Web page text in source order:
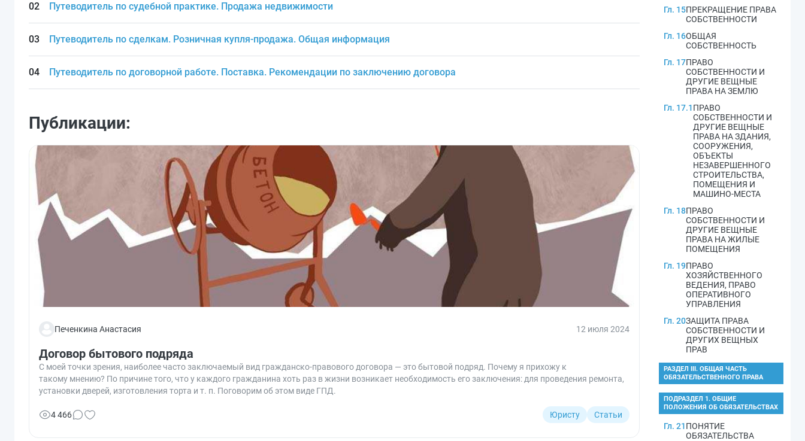
Путеводитель по судебной практике. Продажа недвижимости
Путеводитель по сделкам. Розничная купля-продажа. Общая информация
Путеводитель по договорной работе. Поставка. Рекомендации по заключению договора
Публикации:
Печенкина Анастасия 12 июля 2024
Договор бытового подряда
С моей точки зрения, наиболее часто заключаемый вид гражданско-правового договора — это бытовой подряд. Почему я прихожу к
такому мнению? По причине того, что у каждого гражданина хоть раз в жизни возникает необходимость его заключения: для проведения ремонта,
установки дверей, изготовления торта и т. п. Поговорим об этом виде ГПД.
Юристу Статьи
4 466
Гл. 15ПРЕКРАЩЕНИЕ ПРАВА
СОБСТВЕННОСТИ
Гл. 16ОБЩАЯ
СОБСТВЕННОСТЬ
Гл. 17ПРАВО
СОБСТВЕННОСТИ И
ДРУГИЕ ВЕЩНЫЕ
ПРАВА НА ЗЕМЛЮ
Гл. 17.1ПРАВО
СОБСТВЕННОСТИ И
ДРУГИЕ ВЕЩНЫЕ
ПРАВА НА ЗДАНИЯ,
СООРУЖЕНИЯ,
ОБЪЕКТЫ
НЕЗАВЕРШЕННОГО
СТРОИТЕЛЬСТВА,
ПОМЕЩЕНИЯ И
МАШИНО-МЕСТА
Гл. 18ПРАВО
СОБСТВЕННОСТИ И
ДРУГИЕ ВЕЩНЫЕ
ПРАВА НА ЖИЛЫЕ
ПОМЕЩЕНИЯ
Гл. 19ПРАВО
ХОЗЯЙСТВЕННОГО
ВЕДЕНИЯ, ПРАВО
ОПЕРАТИВНОГО
УПРАВЛЕНИЯ
Гл. 20ЗАЩИТА ПРАВА
СОБСТВЕННОСТИ И
ДРУГИХ ВЕЩНЫХ
ПРАВ
РАЗДЕЛ III. ОБЩАЯ ЧАСТЬ
ОБЯЗАТЕЛЬСТВЕННОГО ПРАВА
ПОДРАЗДЕЛ 1. ОБЩИЕ
ПОЛОЖЕНИЯ ОБ ОБЯЗАТЕЛЬСТВАХ
Гл. 21ПОНЯТИЕ
ОБЯЗАТЕЛЬСТВА